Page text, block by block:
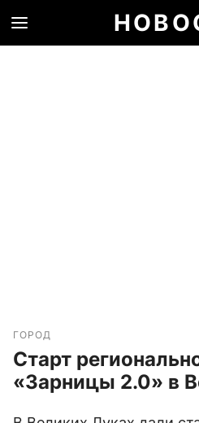
ГОРОД
Старт
«Зарницы 2.0» в